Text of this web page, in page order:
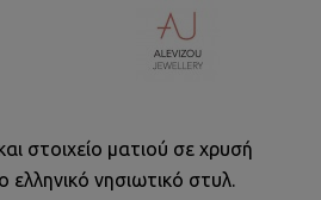
στοιχείο ματιού σε χρυσή
νησιωτικό στυλ.